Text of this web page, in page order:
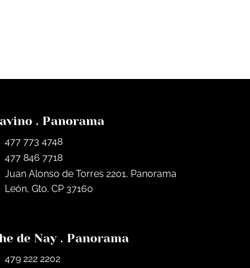
. Panorama
477 773 4748
477 846 7718
Juan Alonso de Torres 2201, Panorama
León, Gto. CP 37160
de Nay . Panorama
479 222 2202